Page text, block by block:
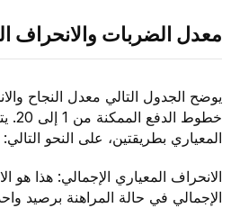
معدل الضربات والانحراف
يوضح الجدول التالي معدل النجاح
خطوط
المعياري بطريقتين، على النحو التالي:
الانحراف المعياري الإجمالي: هذا هو
الإجمالي في حالة المراهنة برصيد